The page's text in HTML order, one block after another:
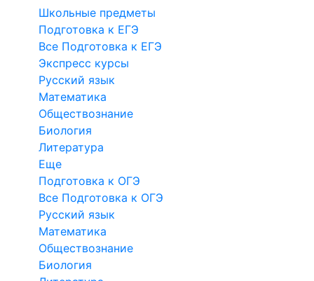
Школьные предметы
Подготовка к ЕГЭ
Все Подготовка к ЕГЭ
Экспресс курсы
Русский язык
Математика
Обществознание
Биология
Литература
Еще
Подготовка к ОГЭ
Все Подготовка к ОГЭ
Русский язык
Математика
Обществознание
Биология